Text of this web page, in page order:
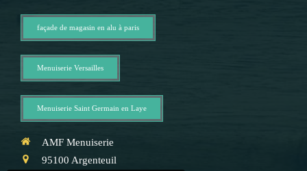
façade de magasin en alu à paris
Menuiserie Versailles
Menuiserie Saint Germain en Laye
AMF Menuiserie
95100 Argenteuil